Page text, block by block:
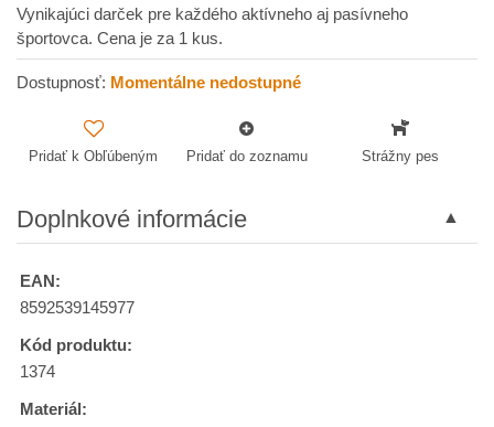
Vynikajúci darček pre každého aktívneho aj pasívneho
športovca. Cena je za 1 kus.
Dostupnosť: Momentálne nedostupné
Pridať k Obľúbeným Pridať do zoznamu Strážny pes
Doplnkové informácie
EAN:
8592539145977
Kód produktu:
1374
Materiál: